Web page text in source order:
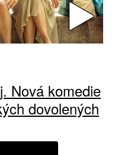
Nová komedie
dovolených